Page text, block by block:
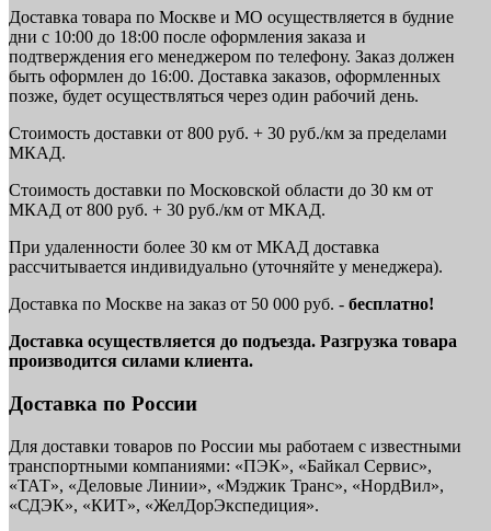
Доставка товара по Москве и МО осуществляется в будние
дни с 10:00 до 18:00 после оформления заказа и
подтверждения его менеджером по телефону. Заказ должен
быть оформлен до 16:00. Доставка заказов, оформленных
позже, будет осуществляться через один рабочий день.
Стоимость доставки от 800 руб. + 30 руб./км за пределами
МКАД.
Стоимость доставки по Московской области до 30 км от
МКАД от 800 руб. + 30 руб./км от МКАД.
При удаленности более 30 км от МКАД доставка
рассчитывается индивидуально (уточняйте у менеджера).
Доставка по Москве на заказ от 50 000 руб. - бесплатно!
Доставка осуществляется до подъезда. Разгрузка товара
производится силами клиента.
Доставка по России
Для доставки товаров по России мы работаем с известными
транспортными компаниями: «ПЭК», «Байкал Сервис»,
«ТАТ», «Деловые Линии», «Мэджик Транс», «НордВил»,
«СДЭК», «КИТ», «ЖелДорЭкспедиция».